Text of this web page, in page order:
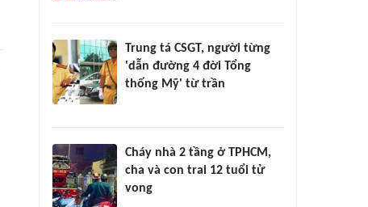
Trung tá CSGT, người từng
'dẫn đường 4 đời Tổng
thống Mỹ' từ trần
Cháy nhà 2 tầng ở TPHCM,
cha và con trai 12 tuổi tử
vong